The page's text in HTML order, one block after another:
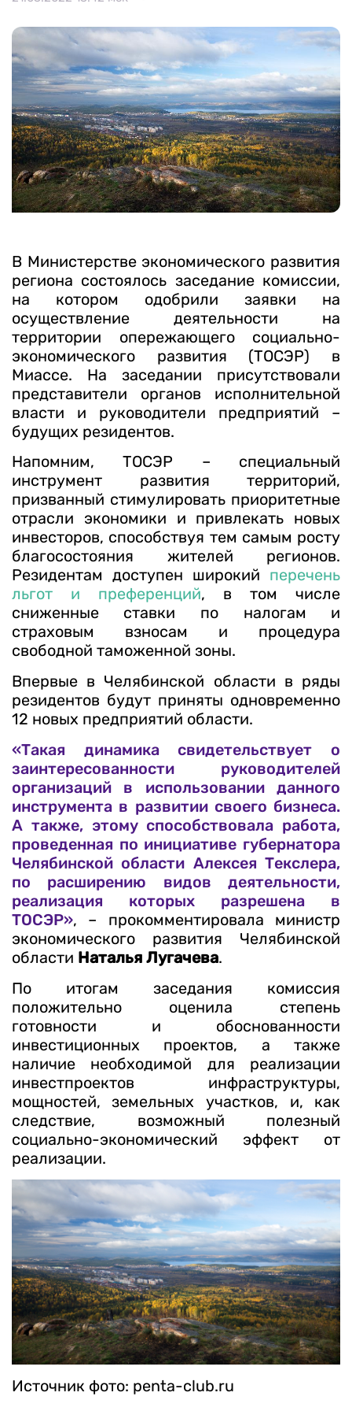
Контакты и обратная связь
8 (800) 350 24 74
Получить консультацию
В Министерстве экономического развития
региона состоялось заседание комиссии,
на котором одобрили заявки на
осуществление деятельности на
территории опережающего социально-
экономического развития (ТОСЭР) в
Миассе. На заседании присутствовали
представители органов исполнительной
власти и руководители предприятий –
будущих резидентов.
Напомним, ТОСЭР – специальный
инструмент развития территорий,
призванный стимулировать приоритетные
отрасли экономики и привлекать новых
инвесторов, способствуя тем самым росту
благосостояния жителей регионов.
Резидентам доступен широкий перечень
льгот и преференций, в том числе
сниженные ставки по налогам и
страховым взносам и процедура
свободной таможенной зоны.
Впервые в Челябинской области в ряды
резидентов будут приняты одновременно
12 новых предприятий области.
«Такая динамика свидетельствует о
заинтересованности руководителей
организаций в использовании данного
инструмента в развитии своего бизнеса.
А также, этому способствовала работа,
проведенная по инициативе губернатора
Челябинской области Алексея Текслера,
по расширению видов деятельности,
реализация которых разрешена в
ТОСЭР», – прокомментировала министр
экономического развития Челябинской
области Наталья Лугачева.
По итогам заседания комиссия
положительно оценила степень
готовности и обоснованности
инвестиционных проектов, а также
наличие необходимой для реализации
инвестпроектов инфраструктуры,
мощностей, земельных участков, и, как
следствие, возможный полезный
социально-экономический эффект от
реализации.
Источник фото: penta-club.ru